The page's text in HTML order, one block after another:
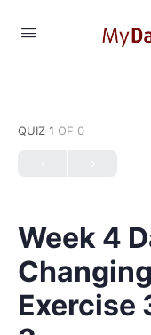
QUIZ 1 OF 0
Week 4
Exercise